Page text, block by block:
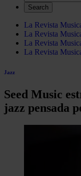
Search
La Revista
La Revista
La Revista
La Revista
Jazz
Seed Music
jazz pensada